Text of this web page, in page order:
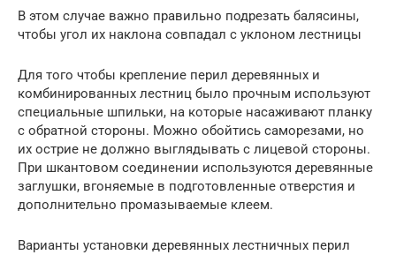
В этом случае важно правильно подрезать балясины,
чтобы угол их наклона совпадал с уклоном лестницы
Для того чтобы крепление перил деревянных и
комбинированных лестниц было прочным используют
специальные шпильки, на которые насаживают планку
с обратной стороны. Можно обойтись саморезами, но
их острие не должно выглядывать с лицевой стороны.
При шкантовом соединении используются деревянные
заглушки, вгоняемые в подготовленные отверстия и
дополнительно промазываемые клеем.
Варианты установки деревянных лестничных перил